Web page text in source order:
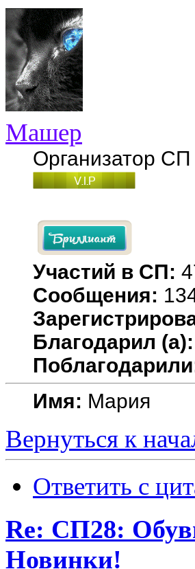
Машер
Организатор СП
Участий в СП:
Сообщения:
Благодарил (а):
Имя: Мария
Вернуться к
Ответить с
Re: СП28:
Новинки!